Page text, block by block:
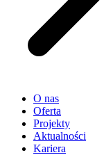
O nas
Oferta
Projekty
Aktualności
Kariera